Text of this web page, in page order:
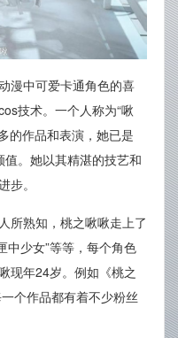
漫中可爱卡通角色的喜
技术。一个人称为“啾
的作品和表演，她已是
。她以其精湛的技艺和
步。
所熟知，桃之啾啾走上了
中少女”等等，每个角色
现年24岁。例如《桃之
个作品都有着不少粉丝